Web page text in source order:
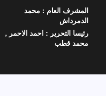
المحتوى
المشرف العام : محمد
الدمرداش
رئيسا التحرير : احمد الاحمر ,
محمد قطب